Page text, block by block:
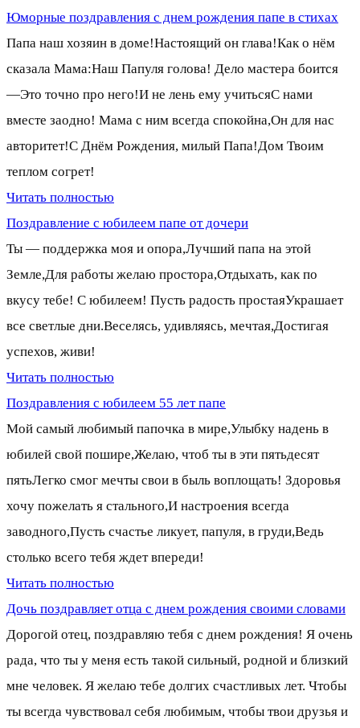
Юморные поздравления с днем рождения папе в стихах
Папа наш хозяин в доме!Настоящий он глава!Как о нём
сказала Мама:Наш Папуля голова! Дело мастера боится
—Это точно про него!И не лень ему учитьсяС нами
вместе заодно! Мама с ним всегда спокойна,Он для нас
авторитет!С Днём Рождения, милый Папа!Дом Твоим
теплом согрет!
Читать полностью
Поздравление с юбилеем папе от дочери
Ты — поддержка моя и опора,Лучший папа на этой
Земле,Для работы желаю простора,Отдыхать, как по
вкусу тебе! С юбилеем! Пусть радость простаяУкрашает
все светлые дни.Веселясь, удивляясь, мечтая,Достигая
успехов, живи!
Читать полностью
Поздравления с юбилеем 55 лет папе
Мой самый любимый папочка в мире,Улыбку надень в
юбилей свой пошире,Желаю, чтоб ты в эти пятьдесят
пятьЛегко смог мечты свои в быль воплощать! Здоровья
хочу пожелать я стального,И настроения всегда
заводного,Пусть счастье ликует, папуля, в груди,Ведь
столько всего тебя ждет впереди!
Читать полностью
Дочь поздравляет отца с днем рождения своими словами
Дорогой отец, поздравляю тебя с днем рождения! Я очень
рада, что ты у меня есть такой сильный, родной и близкий
мне человек. Я желаю тебе долгих счастливых лет. Чтобы
ты всегда чувствовал себя любимым, чтобы твои друзья и